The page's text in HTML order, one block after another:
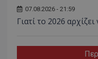
07.08.2026 - 21:59
Γιατί το 2026